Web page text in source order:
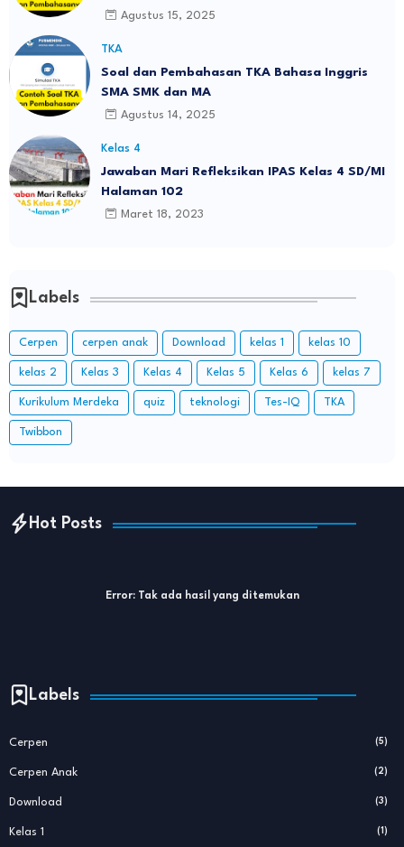
Agustus 15, 2025
TKA
Soal dan Pembahasan TKA Bahasa Inggris
SMA SMK dan MA
Agustus 14, 2025
Kelas 4
Jawaban Mari Refleksikan IPAS Kelas 4 SD/MI
Halaman 102
Maret 18, 2023
Labels
Cerpen cerpen anak Download kelas 1 kelas 10
kelas 2 Kelas 3 Kelas 4 Kelas 5 Kelas 6 kelas 7
Kurikulum Merdeka quiz teknologi Tes-IQ TKA
Twibbon
Hot Posts
Error:Tak ada hasil yang ditemukan
Labels
Cerpen (5)
Cerpen Anak (2)
Download (3)
Kelas 1 (1)